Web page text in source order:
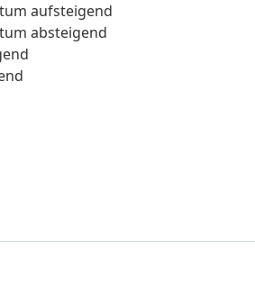
aufsteigend
absteigend